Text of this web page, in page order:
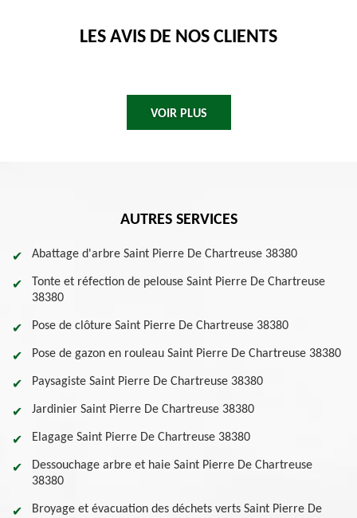
LES AVIS DE NOS CLIENTS
VOIR PLUS
AUTRES SERVICES
Abattage d'arbre Saint Pierre De Chartreuse 38380
Tonte et réfection de pelouse Saint Pierre De Chartreuse
38380
Pose de clôture Saint Pierre De Chartreuse 38380
Pose de gazon en rouleau Saint Pierre De Chartreuse 38380
Paysagiste Saint Pierre De Chartreuse 38380
Jardinier Saint Pierre De Chartreuse 38380
Elagage Saint Pierre De Chartreuse 38380
Dessouchage arbre et haie Saint Pierre De Chartreuse
38380
Broyage et évacuation des déchets verts Saint Pierre De